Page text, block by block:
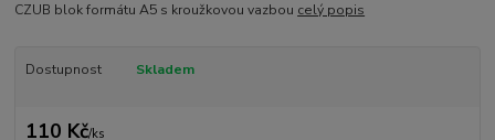
CZUB blok formátu A5 s kroužkovou vazbou celý popis
Dostupnost Skladem
110 Kč/ks